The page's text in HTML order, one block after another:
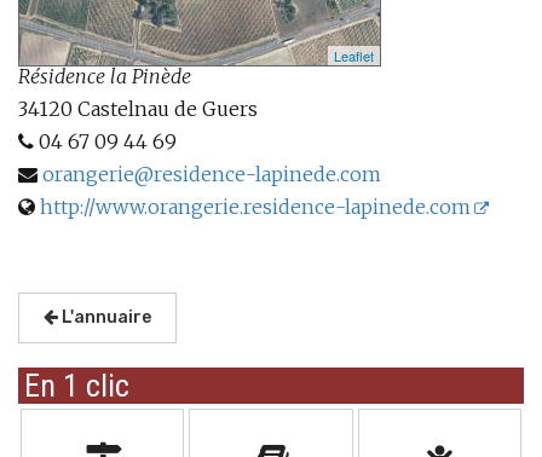
Leaflet
Résidence la Pinède
34120 Castelnau de Guers
04 67 09 44 69
orangerie@residence-lapinede.com
http://www.orangerie.residence-lapinede.com
L'annuaire
En 1 clic